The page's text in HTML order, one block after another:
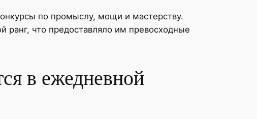
по промыслу, мощи и мастерству.
что предоставляло им превосходные
в ежедневной